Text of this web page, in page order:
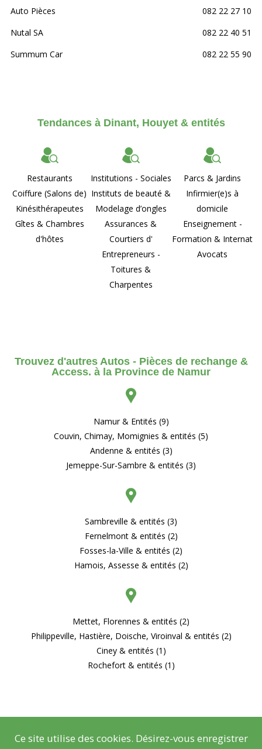
Auto Pièces
082 22 27 10
Nutal SA
082 22 40 51
Summum Car
082 22 55 90
Tendances à Dinant, Houyet & entités
Restaurants
Coiffure (Salons de)
Kinésithérapeutes
Gîtes & Chambres
d'hôtes
Institutions - Sociales
Instituts de beauté &
Modelage d’ongles
Assurances &
Courtiers d'
Entrepreneurs -
Toitures &
Charpentes
Parcs & Jardins
Infirmier(e)s à
domicile
Enseignement -
Formation & Internat
Avocats
Trouvez d'autres Autos - Pièces de rechange &
Access. à la Province de Namur
Namur & Entités (9)
Couvin, Chimay, Momignies & entités (5)
Andenne & entités (3)
Jemeppe-Sur-Sambre & entités (3)
Sambreville & entités (3)
Fernelmont & entités (2)
Fosses-la-Ville & entités (2)
Hamois, Assesse & entités (2)
Mettet, Florennes & entités (2)
Philippeville, Hastière, Doische, Viroinval & entités (2)
Ciney & entités (1)
Rochefort & entités (1)
© CopyrightMentions légales- Copyright2026
Ce site utilise des cookies. Désirez-vous enregistrer